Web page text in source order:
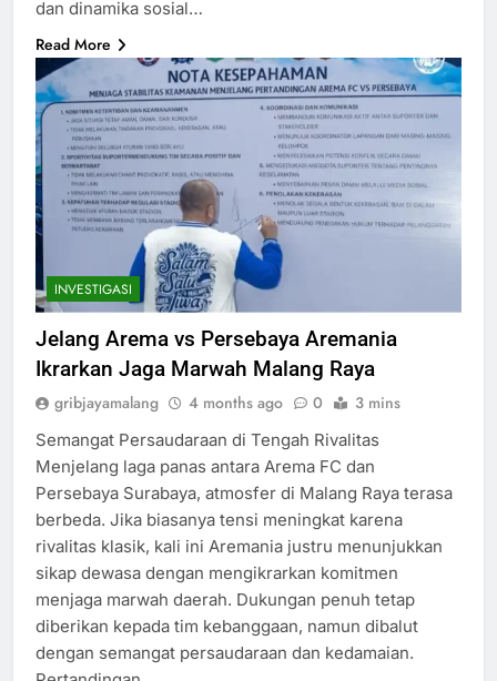
dan dinamika sosial…
Read More
INVESTIGASI
Jelang Arema vs Persebaya Aremania
Ikrarkan Jaga Marwah Malang Raya
gribjayamalang 4 months ago 0 3 mins
Semangat Persaudaraan di Tengah Rivalitas
Menjelang laga panas antara Arema FC dan
Persebaya Surabaya, atmosfer di Malang Raya terasa
berbeda. Jika biasanya tensi meningkat karena
rivalitas klasik, kali ini Aremania justru menunjukkan
sikap dewasa dengan mengikrarkan komitmen
menjaga marwah daerah. Dukungan penuh tetap
diberikan kepada tim kebanggaan, namun dibalut
dengan semangat persaudaraan dan kedamaian.